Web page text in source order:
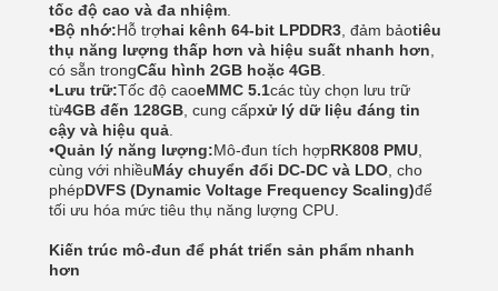
tốc độ cao và đa nhiệm
•Bộ nhớ:Hỗ trợhai kênh 64-bit LPDDR3 , đảm bảotiêu
thụ năng lượng thấp hơn và hiệu suất nhanh hơn
có sẵn trongCấu hình 2GB hoặc 4GB
•Lưu trữ:Tốc độ caoeMMC 5.1các tùy chọn lưu trữ
từ4GB đến 128GB , cung cấpxử lý dữ liệu đáng tin
cậy và hiệu quả
•Quản lý năng lượng:Mô-đun tích hợpRK808 PMU
cùng với nhiềuMáy chuyển đổi DC-DC và LDO , cho
phépDVFS (Dynamic Voltage Frequency Scaling)để
tối ưu hóa mức tiêu thụ năng lượng CPU.
Kiến trúc mô-đun để phát triển sản phẩm nhanh
hơn